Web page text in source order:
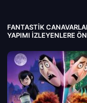
FANTASTIK
YAPIMI İZLEYENLERE